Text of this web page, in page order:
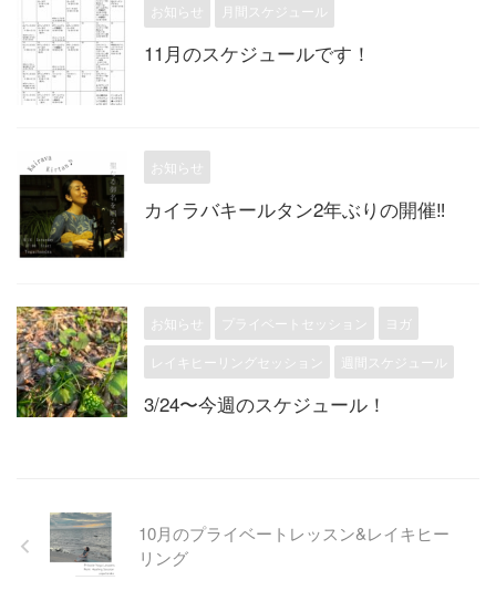
お知らせ 月間スケジュール
11月のスケジュールです！
お知らせ
カイラバキールタン2年ぶりの開催‼︎
お知らせ プライベートセッション ヨガ
レイキヒーリングセッション 週間スケジュール
3/24〜今週のスケジュール！
10月のプライベートレッスン&レイキヒー
リング